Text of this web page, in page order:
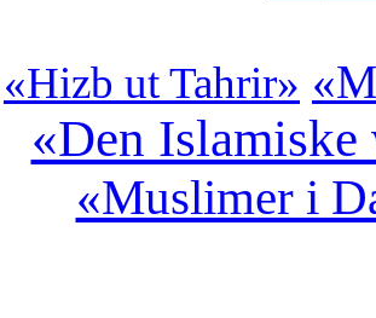
«Hizb ut Tahrir»
«Den Islamiske
«Muslimer i